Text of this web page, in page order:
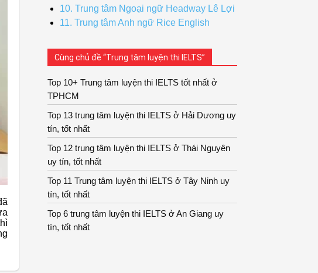
10. Trung tâm Ngoại ngữ Headway Lê Lợi
11. Trung tâm Anh ngữ Rice English
Cùng chủ đề “Trung tâm luyện thi IELTS”
Top 10+ Trung tâm luyện thi IELTS tốt nhất ở
TPHCM
Top 13 trung tâm luyện thi IELTS ở Hải Dương uy
tín, tốt nhất
Top 12 trung tâm luyện thi IELTS ở Thái Nguyên
uy tín, tốt nhất
Top 11 Trung tâm luyện thi IELTS ở Tây Ninh uy
tín, tốt nhất
Top 6 trung tâm luyện thi IELTS ở An Giang uy
tín, tốt nhất